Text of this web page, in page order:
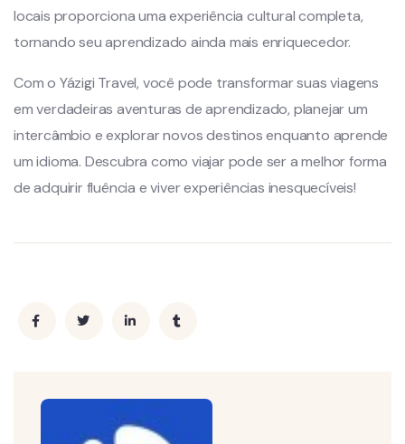
locais proporciona uma experiência cultural completa,
tornando seu aprendizado ainda mais enriquecedor.
Com o Yázigi Travel, você pode transformar suas viagens
em verdadeiras aventuras de aprendizado, planejar um
intercâmbio e explorar novos destinos enquanto aprende
um idioma. Descubra como viajar pode ser a melhor forma
de adquirir fluência e viver experiências inesquecíveis!